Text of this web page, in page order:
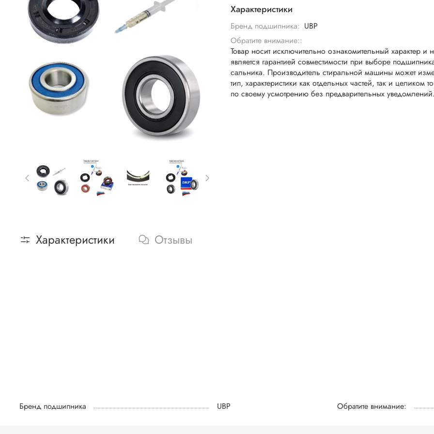
Характеристики
Бренд подшипника: UBP
Обратите внимание::
Товар носит исключительно ознакомительный характер и
является гарантией совместимости при выборе
сальника. Производитель стиральной машины может
тип, характеристики как отдельных частей, так и целиком
по своему усмотрению без предварительных
Характеристики Отзывы
Бренд подшипника UBP Обратите внимание: